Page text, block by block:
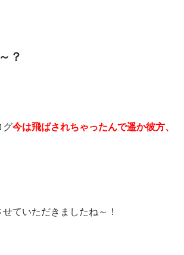
？
グ今は飛ばされちゃったんで遥か彼方、
ていただきましたね～！